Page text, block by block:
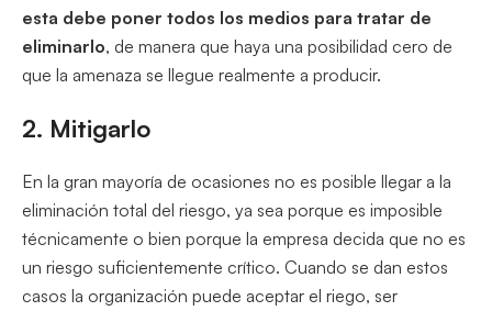
esta debe poner todos los medios para tratar de
eliminarlo, de manera que haya una posibilidad cero de
que la amenaza se llegue realmente a producir.
2. Mitigarlo
En la gran mayoría de ocasiones no es posible llegar a la
eliminación total del riesgo, ya sea porque es imposible
técnicamente o bien porque la empresa decida que no es
un riesgo suficientemente crítico. Cuando se dan estos
casos la organización puede aceptar el riego, ser